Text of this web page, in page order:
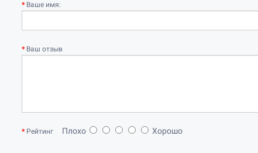
Ваше имя:
Ваш отзыв
Рейтинг Плохо Хорошо